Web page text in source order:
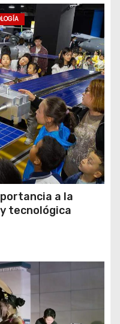
a la
tecnológica